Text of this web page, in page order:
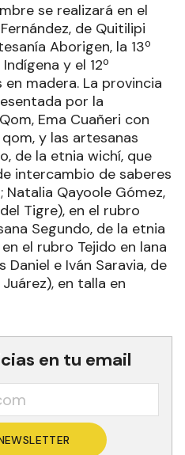
se realizará en el
de Quitilipi
Aborigen, la 13º
y el 12º
madera. La provincia
por la
Ema Cuañeri con
y las artesanas
de la etnia wichí, que
intercambio de saberes
Qayoole Gómez,
Tigre), en el rubro
Segundo, de la etnia
el rubro Tejido en lana
e Iván Saravia, de
en talla en
en tu email